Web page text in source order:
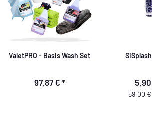
ValetPRO - Basis Wash Set
97,87 € *
59,00 €